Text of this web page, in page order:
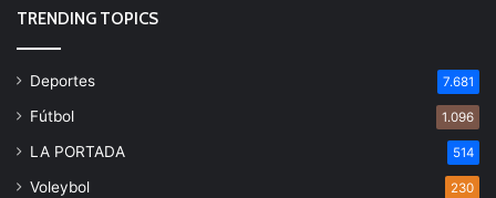
TRENDING TOPICS
Deportes 7.681
Fútbol 1.096
LA PORTADA 514
Voleybol 230